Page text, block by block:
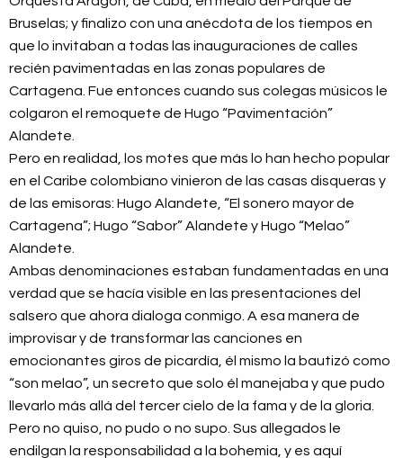
Bruselas; y finalizo con una anécdota de los tiempos en
que lo invitaban a todas las inauguraciones de calles
recién pavimentadas en las zonas populares de
Cartagena. Fue entonces cuando sus colegas músicos le
colgaron el remoquete de Hugo “Pavimentación”
Alandete.
Pero en realidad, los motes que más lo han hecho popular
en el Caribe colombiano vinieron de las casas disqueras y
de las emisoras: Hugo Alandete, “El sonero mayor de
Cartagena”; Hugo “Sabor” Alandete y Hugo “Melao”
Alandete.
Ambas denominaciones estaban fundamentadas en una
verdad que se hacía visible en las presentaciones del
salsero que ahora dialoga conmigo. A esa manera de
improvisar y de transformar las canciones en
emocionantes giros de picardía, él mismo la bautizó como
“son melao”, un secreto que solo él manejaba y que pudo
llevarlo más allá del tercer cielo de la fama y de la gloria.
Pero no quiso, no pudo o no supo. Sus allegados le
endilgan la responsabilidad a la bohemia, y es aquí